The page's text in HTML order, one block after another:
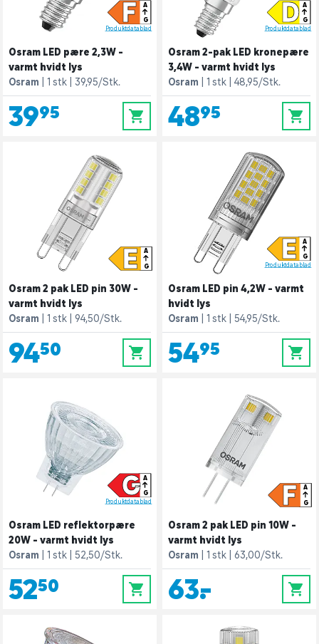
A
G
F
Produktdatablad
Osram LED pære 2,3W -
varmt hvidt lys
Osram
1 stk 39,95/Stk.
39,95 0
A
G
D
Produktdatablad
Osram 2-pak LED kronepære
3,4W - varmt hvidt lys
Osram
1 stk 48,95/Stk.
48,95 0
A
G
E
Osram 2 pak LED pin 30W -
varmt hvidt lys
Osram
1 stk 94,50/Stk.
94,50 0
A
G
E
Produktdatablad
Osram LED pin 4,2W - varmt
hvidt lys
Osram
1 stk 54,95/Stk.
54,95 0
A
G
G
Produktdatablad
Osram LED reflektorpære
20W - varmt hvidt lys
Osram
1 stk 52,50/Stk.
52,50 0
A
G
F
Osram 2 pak LED pin 10W -
varmt hvidt lys
Osram
1 stk 63,00/Stk.
63,- 0